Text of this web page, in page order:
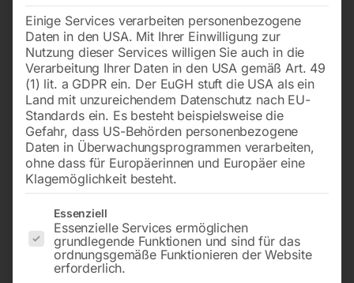
CR-NI-Schweißdraht (V4A)
Einige Services verarbeiten personenbezogene
Daten in den USA. Mit Ihrer Einwilligung zur
Nutzung dieser Services willigen Sie auch in die
Verarbeitung Ihrer Daten in den USA gemäß Art. 49
(1) lit. a GDPR ein. Der EuGH stuft die USA als ein
Land mit unzureichendem Datenschutz nach EU-
Standards ein. Es besteht beispielsweise die
Gefahr, dass US-Behörden personenbezogene
Daten in Überwachungsprogrammen verarbeiten,
ohne dass für Europäerinnen und Europäer eine
Klagemöglichkeit besteht.
Es folgt eine Liste der Service-Gruppen, für die eine
Essenziell
Essenzielle Services ermöglichen
grundlegende Funktionen und sind für das
ordnungsgemäße Funktionieren der Website
erforderlich.